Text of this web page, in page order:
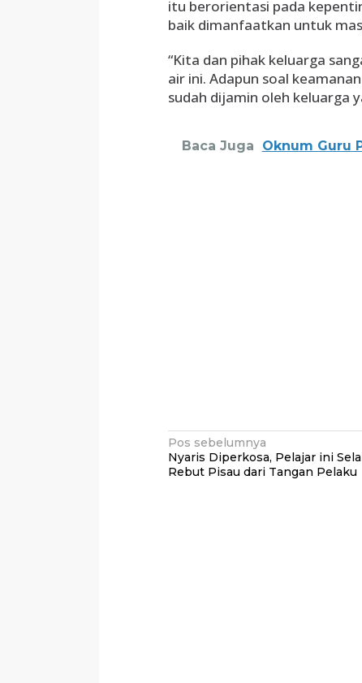
itu berorientasi pada
baik dimanfaatkan untuk
“Kita dan pihak keluarga
air ini. Adapun soal
sudah dijamin oleh keluarga
Baca Juga Oknum Guru
Navigasi
pos
Pos sebelumnya
Nyaris Diperkosa, Pelajar ini
Rebut Pisau dari Tangan Pelaku